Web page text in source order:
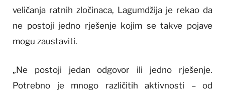
veličanja ratnih zločinaca, Lagumdžija je rekao da
ne postoji jedno rješenje kojim se takve pojave
mogu zaustaviti.
„Ne postoji jedan odgovor ili jedno rješenje.
Potrebno je mnogo različitih aktivnosti – od